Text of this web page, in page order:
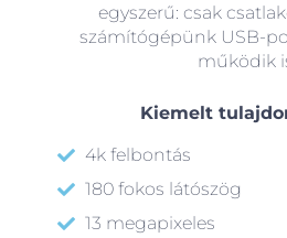
egyszerű: csak
számítógépünk USB-
működik
Kiemelt
4k felbontás
180 fokos látószög
13 megapixeles